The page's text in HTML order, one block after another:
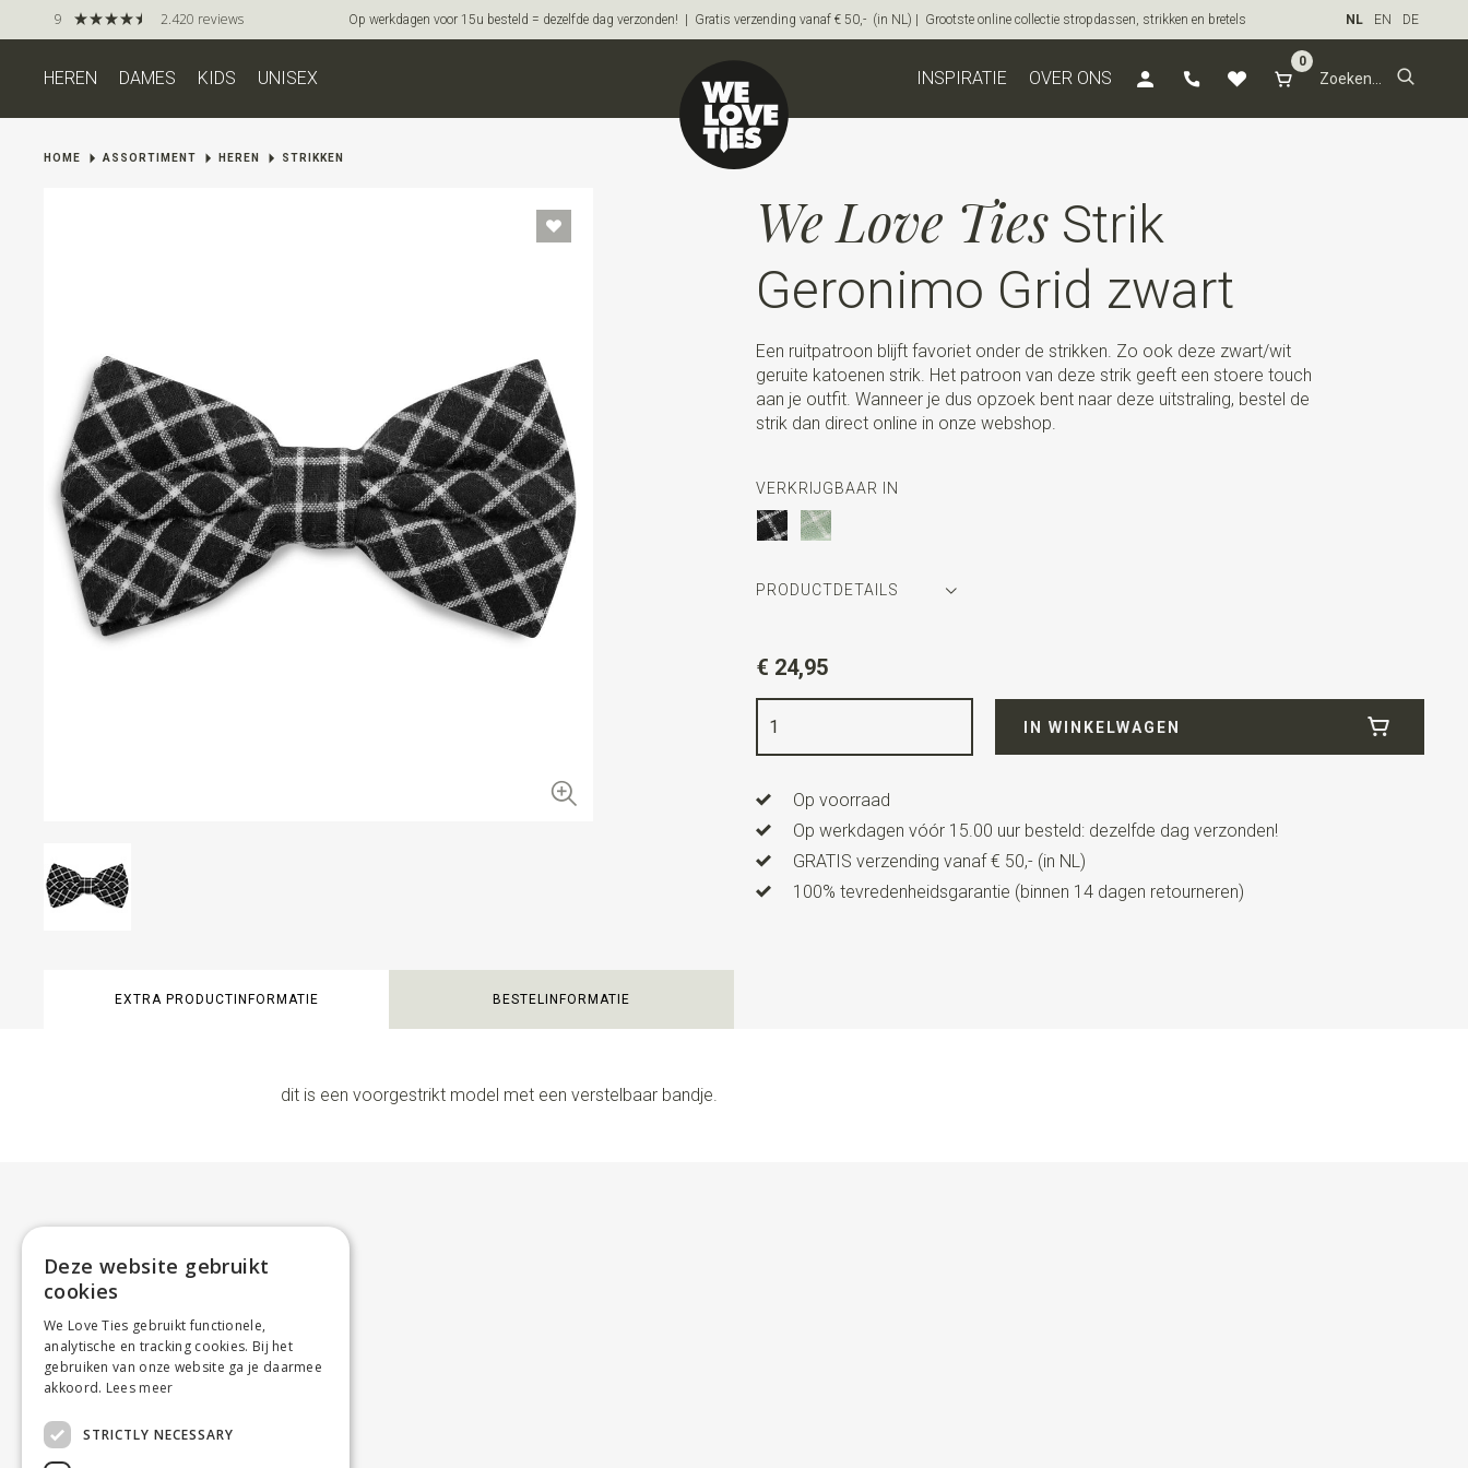
9 2.420 reviews Op werkdagen voor 15u besteld = dezelfde dag verzonden! | Gratis verzending vanaf € 50,- (in NL) | Grootste online collectie stropdassen, strikken en bretels NL EN DE
HEREN DAMES KIDS UNISEX INSPIRATIE OVER ONS
0
HOME ASSORTIMENT HEREN STRIKKEN
We Love Ties Strik
Geronimo Grid zwart
Een ruitpatroon blijft favoriet onder de strikken. Zo ook deze zwart/wit
geruite katoenen strik. Het patroon van deze strik geeft een stoere touch
aan je outfit. Wanneer je dus opzoek bent naar deze uitstraling, bestel de
strik dan direct online in onze webshop.
VERKRIJGBAAR IN
PRODUCTDETAILS
Kleurzwart / wit
Kwaliteit
Lengte 6 cm
€ 24,95
IN WINKELWAGEN
Op voorraad
Op werkdagen vóór 15.00 uur besteld: dezelfde dag verzonden!
GRATIS verzending vanaf € 50,- (in NL)
100% tevredenheidsgarantie (binnen 14 dagen retourneren)
EXTRA PRODUCTINFORMATIE BESTELINFORMATIE
dit is een voorgestrikt model met een verstelbaar bandje.
Deze website gebruikt
cookies
We Love Ties gebruikt functionele,
analytische en tracking cookies. Bij het
gebruiken van onze website ga je daarmee
akkoord. Lees meer
STRICTLY NECESSARY